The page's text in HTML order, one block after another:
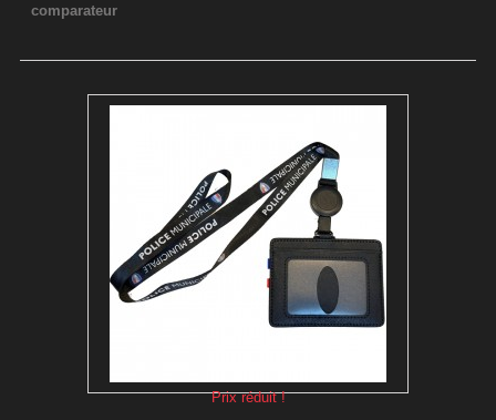
comparateur
Prix réduit !